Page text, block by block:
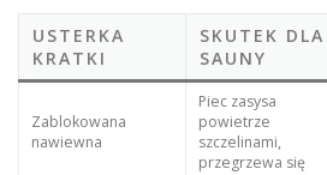
USTERKA
KRATKI
SKUTEK DLA
SAUNY
Zablokowana
nawiewna
Piec zasysa
powietrze
szczelinami,
przegrzewa się